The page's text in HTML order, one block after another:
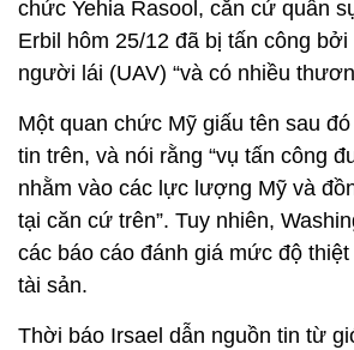
chức Yehia Rasool, căn cứ quân
Erbil hôm 25/12 đã bị tấn công
người lái (UAV) “và có nhiều
Một quan chức Mỹ giấu tên sau
tin trên, và nói rằng “vụ tấn công
nhằm vào các lực lượng Mỹ và
tại căn cứ trên”. Tuy nhiên,
các báo cáo đánh giá mức độ
tài sản.
Thời báo Irsael dẫn nguồn tin từ